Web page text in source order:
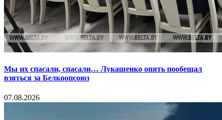
Мы их спасали, спасали… Лукашенко опять пообещал
взяться за Белкоопсоюз
07.08.2026